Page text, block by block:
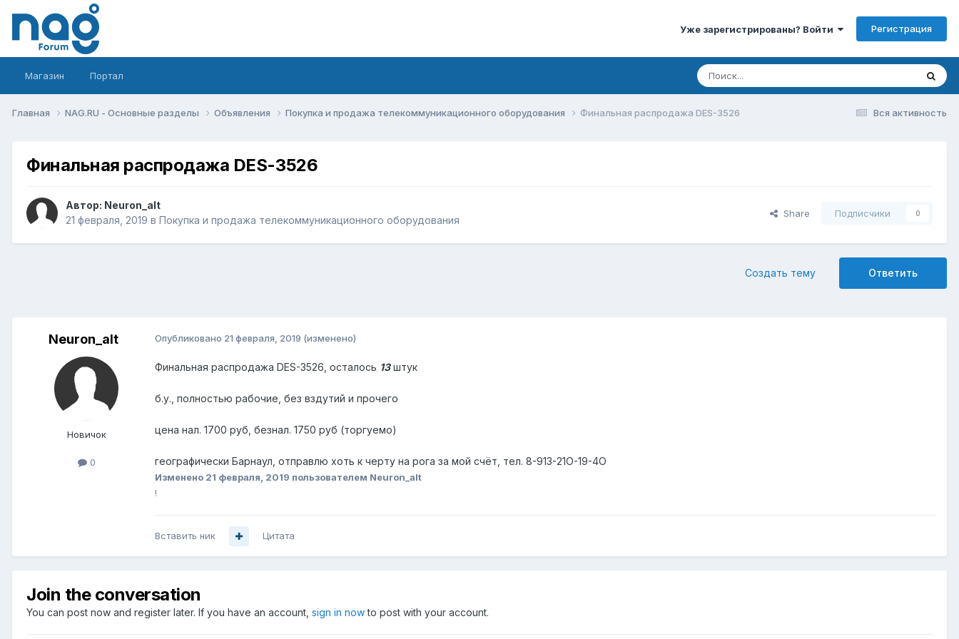
Уже зарегистрированы? Войти Регистрация
Магазин Портал
Вся активность
Главная NAG.RU - Основные разделы Объявления Покупка и продажа телекоммуникационного оборудования Финальная распродажа DES-3526
Финальная распродажа DES-3526
Автор: Neuron_alt
21 февраля, 2019 в Покупка и продажа телекоммуникационного оборудования
Share Подписчики 0
Ответить
Создать тему
Neuron_alt
Новичок
0
Опубликовано 21 февраля, 2019 (изменено)
Финальная распродажа DES-3526, осталось 13штук
б.у., полностью рабочие, без вздутий и прочего
цена нал. 1700 руб, безнал. 1750 руб (торгуемо)
географически Барнаул, отправлю хоть к черту на рога за мой счёт, тел. 8-913-21О-19-4O
Изменено 21 февраля, 2019 пользователем Neuron_alt
!
Вставить ник Цитата
Join the conversation
You can post now and register later. If you have an account, sign in nowto post with your account.